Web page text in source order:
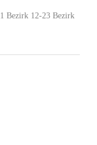
Bezirk 12-23 Bezirk